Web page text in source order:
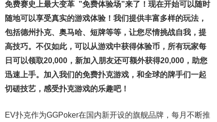
免费赛史上最大变革 ”免费体验场”来了！ 现在开始可以随时
随地可以享受真实的游戏体验！我们提供丰富多样的玩法，
包括德州扑克、奥马哈、短牌等等，让您尽情挑战自我，提
高技巧。不仅如此， 可以从游戏中获得体验币，所有玩家每
日可以领取20,000，新加入朋友还可额外获得20,000，助您
迅速上手。 加入我们的免费扑克游戏，和全球的牌手们一起
切磋技艺，感受扑克游戏的乐趣吧！
EV扑克作为GGPoker在国内新开设的旗舰品牌，每月不断推